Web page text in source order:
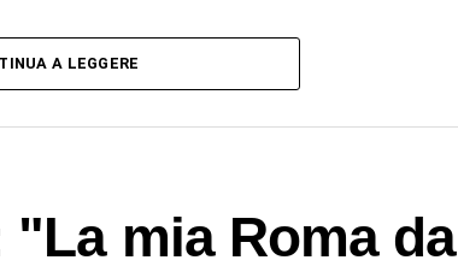
A LEGGERE
mia Roma da